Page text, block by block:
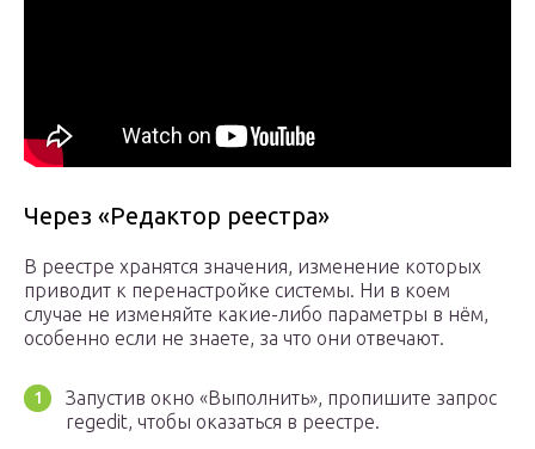
Через «Редактор реестра»
В реестре хранятся значения, изменение которых
приводит к перенастройке системы. Ни в коем
случае не изменяйте какие-либо параметры в нём,
особенно если не знаете, за что они отвечают.
Запустив окно «Выполнить», пропишите запрос
regedit, чтобы оказаться в реестре.